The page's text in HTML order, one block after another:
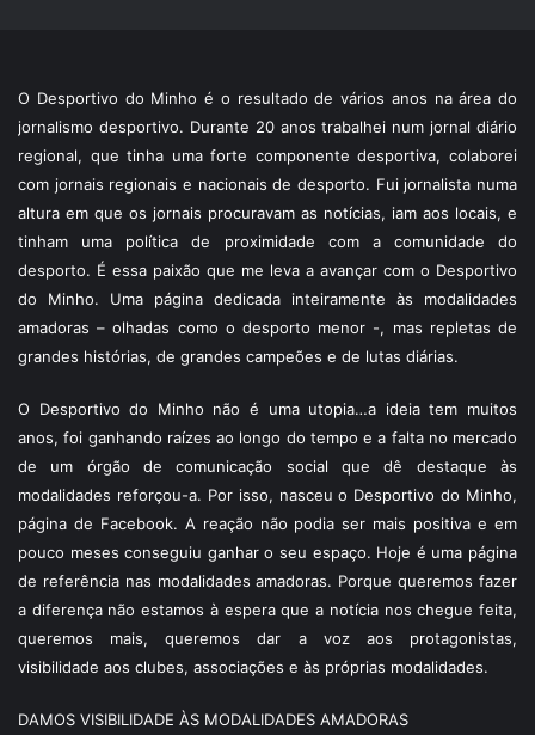
O Desportivo do Minho é o resultado de vários anos na área do
jornalismo desportivo. Durante 20 anos trabalhei num jornal diário
regional, que tinha uma forte componente desportiva, colaborei
com jornais regionais e nacionais de desporto. Fui jornalista numa
altura em que os jornais procuravam as notícias, iam aos locais, e
tinham uma política de proximidade com a comunidade do
desporto. É essa paixão que me leva a avançar com o Desportivo
do Minho. Uma página dedicada inteiramente às modalidades
amadoras – olhadas como o desporto menor -, mas repletas de
grandes histórias, de grandes campeões e de lutas diárias.
O Desportivo do Minho não é uma utopia…a ideia tem muitos
anos, foi ganhando raízes ao longo do tempo e a falta no mercado
de um órgão de comunicação social que dê destaque às
modalidades reforçou-a. Por isso, nasceu o Desportivo do Minho,
página de Facebook. A reação não podia ser mais positiva e em
pouco meses conseguiu ganhar o seu espaço. Hoje é uma página
de referência nas modalidades amadoras. Porque queremos fazer
a diferença não estamos à espera que a notícia nos chegue feita,
queremos mais, queremos dar a voz aos protagonistas,
visibilidade aos clubes, associações e às próprias modalidades.
DAMOS VISIBILIDADE ÀS MODALIDADES AMADORAS